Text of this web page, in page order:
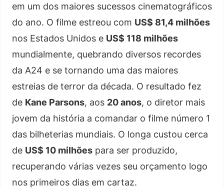
em um dos maiores sucessos cinematográficos
do ano. O filme estreou com US$ 81,4 milhões
nos Estados Unidos e US$ 118 milhões
mundialmente, quebrando diversos recordes
da A24 e se tornando uma das maiores
estreias de terror da década. O resultado fez
de Kane Parsons, aos 20 anos, o diretor mais
jovem da história a comandar o filme número 1
das bilheterias mundiais. O longa custou cerca
de US$ 10 milhões para ser produzido,
recuperando várias vezes seu orçamento logo
nos primeiros dias em cartaz.